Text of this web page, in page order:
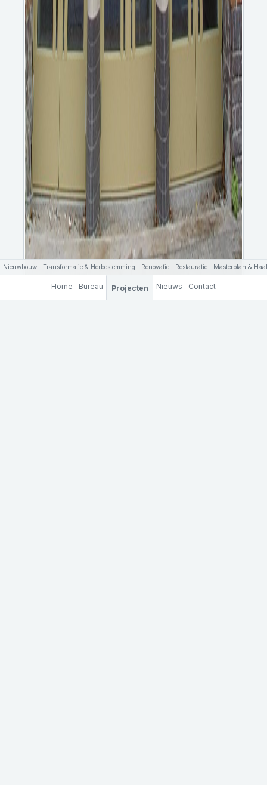
Home Bureau Projecten
Nieuwbouw Transformatie & Herbestemming Renovatie Restauratie Masterplan &
Nieuws Contact